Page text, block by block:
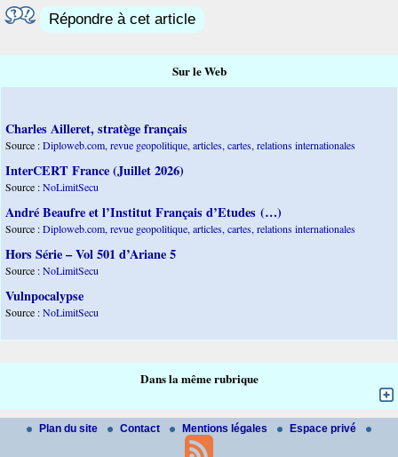
Répondre à cet article
Sur le Web
Charles Ailleret, stratège français
Source :Diploweb.com, revue geopolitique, articles, cartes, relations internationales
InterCERT France (Juillet 2026)
Source :NoLimitSecu
André Beaufre et l’Institut Français d’Etudes (…)
Source :Diploweb.com, revue geopolitique, articles, cartes, relations internationales
Hors Série – Vol 501 d’Ariane 5
Source :NoLimitSecu
Vulnpocalypse
Source :NoLimitSecu
Dans la même rubrique
Plan du site Contact Mentions légales Espace privé